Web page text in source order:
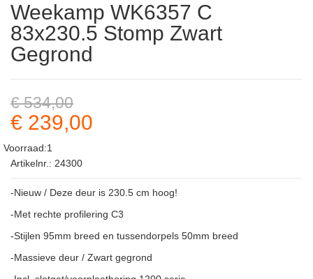
Weekamp WK6357 C
83x230.5 Stomp Zwart
Gegrond
€ 534,00
€ 239,00
Voorraad:1
Artikelnr.: 24300
-Nieuw / Deze deur is 230.5 cm hoog!
-Met rechte profilering C3
-Stijlen 95mm breed en tussendorpels 50mm breed
-Massieve deur / Zwart gegrond